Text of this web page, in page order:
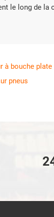
le long de la
à bouche plate
pneus